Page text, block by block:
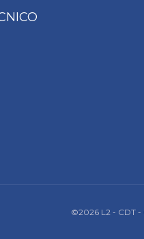
©2026 L2 - CDT -